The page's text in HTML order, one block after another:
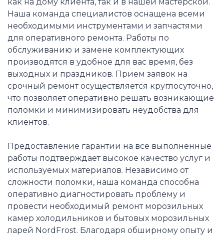
Наша команда специалистов оснащена всеми
необходимыми инструментами и запчастями
для оперативного ремонта. Работы по
обслуживанию и замене комплектующих
производятся в удобное для вас время, без
выходных и праздников. Прием заявок на
срочный ремонт осуществляется круглосуточно,
что позволяет оперативно решать возникающие
поломки и минимизировать неудобства для
клиентов.
Предоставление гарантии на все выполненные
работы подтверждает высокое качество услуг и
используемых материалов. Независимо от
сложности поломки, наша команда способна
оперативно диагностировать проблему и
провести необходимый ремонт морозильных
камер холодильников и бытовых морозильных
ларей NordFrost. Благодаря обширному опыту и